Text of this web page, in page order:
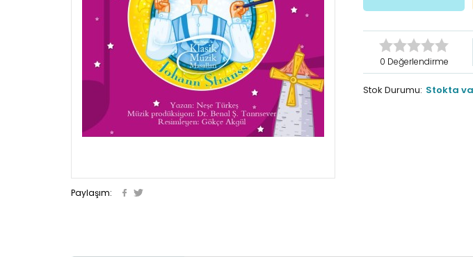
Paylaşım:
0 Değerlendirme
Stok Durumu: Stokta